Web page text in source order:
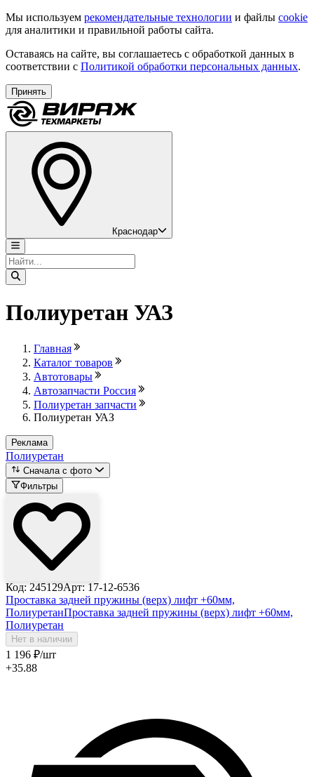
Мы используем рекомендательные технологии и файлы cookie
для аналитики и правильной работы сайта.
Оставаясь на сайте, вы соглашаетесь с обработкой данных в
соответствии с Политикой обработки персональных данных.
Принять
Краснодар
Полиуретан УАЗ
Главная
Каталог товаров
Автотовары
Автозапчасти Россия
Полиуретан запчасти
Полиуретан УАЗ
Реклама
Полиуретан
Сначала с фото
Фильтры
Код: 245129Арт: 17-12-6536
Проставка задней пружины (верх) лифт +60мм,
ПолиуретанПроставка задней пружины (верх) лифт +60мм,
Полиуретан
Нет в наличии
1 196 ₽/шт
+35.88